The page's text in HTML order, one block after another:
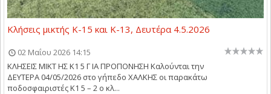
Κλήσεις μικτής Κ-15 και Κ-13, Δευτέρα 4.5.2026
02 Μαΐου 2026 14:15
ΚΛΗΣΕΙΣ ΜΙΚΤ ΗΣ Κ1 5 Γ ΙΑ ΠΡΟΠΟΝΗΣΗ Kαλούνται την
ΔΕΥΤΕΡΑ 04/05/2026 στο γήπεδο ΧΑΛΚΗΣ οι παρακάτω
ποδοσφαιριστές Κ1 5 – 2 ο κλ...